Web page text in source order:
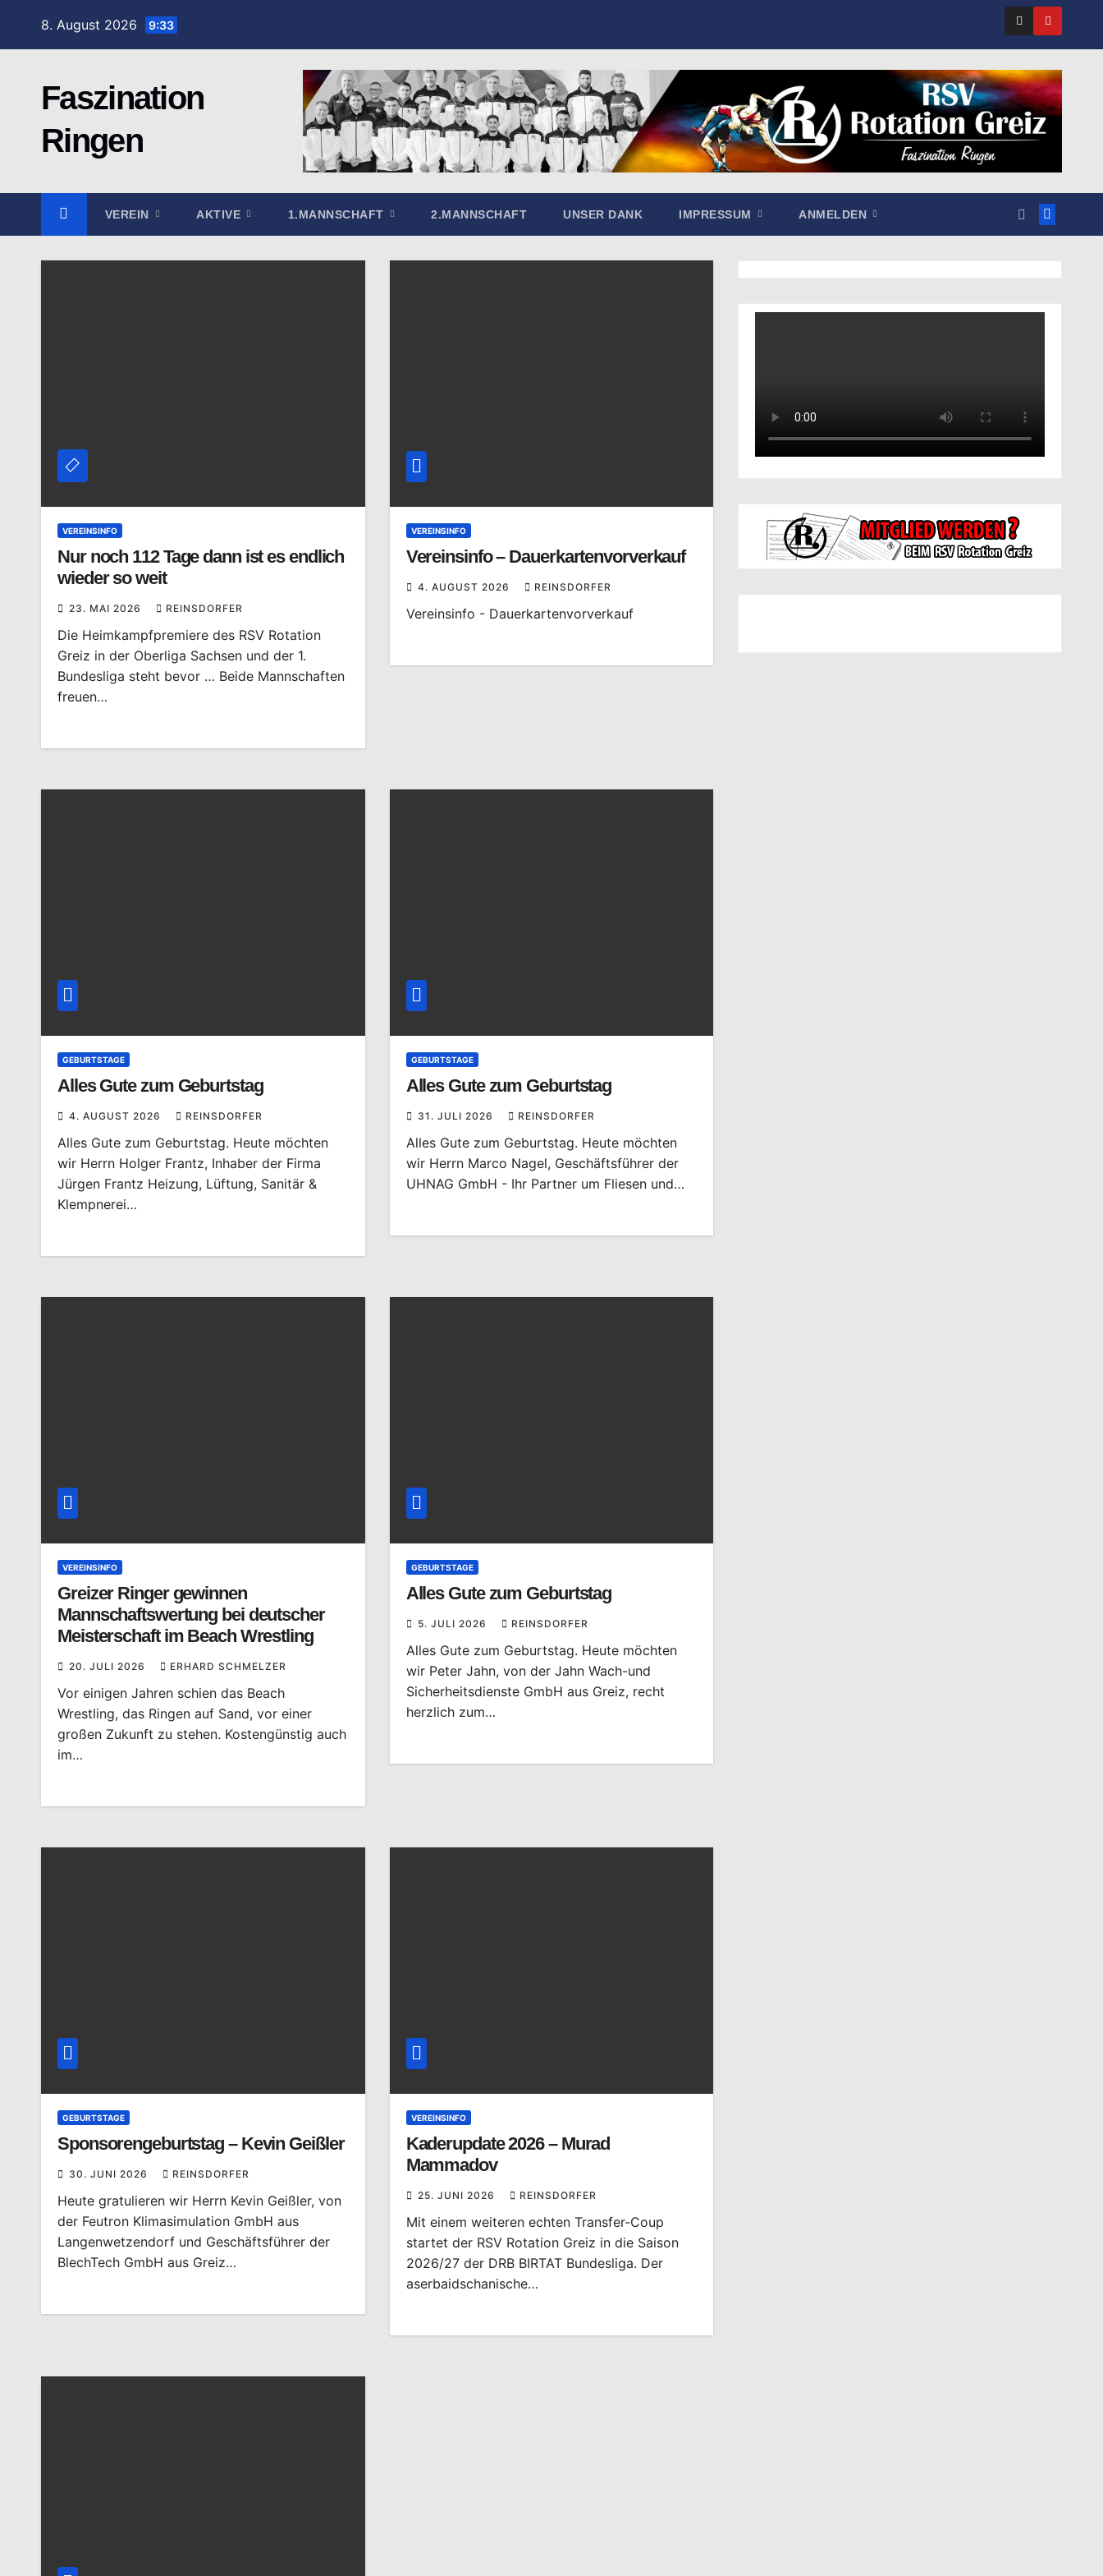
8. August 2026 9:33
Faszination
Ringen
VEREIN AKTIVE 1.MANNSCHAFT 2.MANNSCHAFT UNSER DANK IMPRESSUM ANMELDEN
VEREINSINFO
Nur noch 112 Tage dann ist es endlich
wieder so weit
23. MAI 2026 REINSDORFER
Die Heimkampfpremiere des RSV Rotation
Greiz in der Oberliga Sachsen und der 1.
Bundesliga steht bevor … Beide Mannschaften
freuen…
VEREINSINFO
Vereinsinfo – Dauerkartenvorverkauf
4. AUGUST 2026 REINSDORFER
Vereinsinfo - Dauerkartenvorverkauf
GEBURTSTAGE
Alles Gute zum Geburtstag
4. AUGUST 2026 REINSDORFER
Alles Gute zum Geburtstag. Heute möchten
wir Herrn Holger Frantz, Inhaber der Firma
Jürgen Frantz Heizung, Lüftung, Sanitär &
Klempnerei…
GEBURTSTAGE
Alles Gute zum Geburtstag
31. JULI 2026 REINSDORFER
Alles Gute zum Geburtstag. Heute möchten
wir Herrn Marco Nagel, Geschäftsführer der
UHNAG GmbH - Ihr Partner um Fliesen und…
VEREINSINFO
Greizer Ringer gewinnen
Mannschaftswertung bei deutscher
Meisterschaft im Beach Wrestling
20. JULI 2026 ERHARD SCHMELZER
Vor einigen Jahren schien das Beach
Wrestling, das Ringen auf Sand, vor einer
großen Zukunft zu stehen. Kostengünstig auch
im…
GEBURTSTAGE
Alles Gute zum Geburtstag
5. JULI 2026 REINSDORFER
Alles Gute zum Geburtstag. Heute möchten
wir Peter Jahn, von der Jahn Wach-und
Sicherheitsdienste GmbH aus Greiz, recht
herzlich zum…
GEBURTSTAGE
Sponsorengeburtstag – Kevin Geißler
30. JUNI 2026 REINSDORFER
Heute gratulieren wir Herrn Kevin Geißler, von
der Feutron Klimasimulation GmbH aus
Langenwetzendorf und Geschäftsführer der
BlechTech GmbH aus Greiz…
VEREINSINFO
Kaderupdate 2026 – Murad
Mammadov
25. JUNI 2026 REINSDORFER
Mit einem weiteren echten Transfer-Coup
startet der RSV Rotation Greiz in die Saison
2026/27 der DRB BIRTAT Bundesliga. Der
aserbaidschanische…